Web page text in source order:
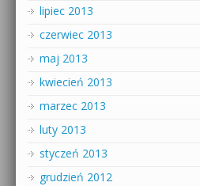
lipiec 2013
czerwiec 2013
maj 2013
kwiecień 2013
marzec 2013
luty 2013
styczeń 2013
grudzień 2012